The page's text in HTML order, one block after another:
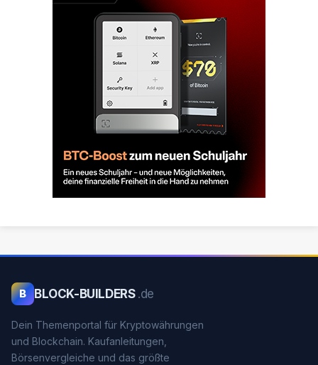
B BLOCK-BUILDERS .de
Dein Themenportal für Kryptowährungen
und Blockchain. Kaufanleitungen,
Börsenvergleiche und das größte